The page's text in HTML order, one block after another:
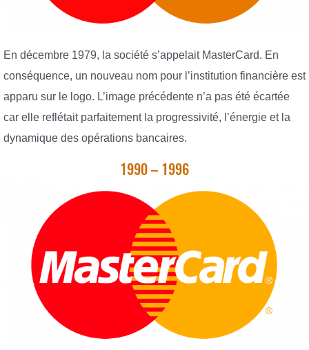
En décembre 1979, la société s’appelait MasterCard. En
conséquence, un nouveau nom pour l’institution financière est
apparu sur le logo. L’image précédente n’a pas été écartée
car elle reflétait parfaitement la progressivité, l’énergie et la
dynamique des opérations bancaires.
1990 – 1996